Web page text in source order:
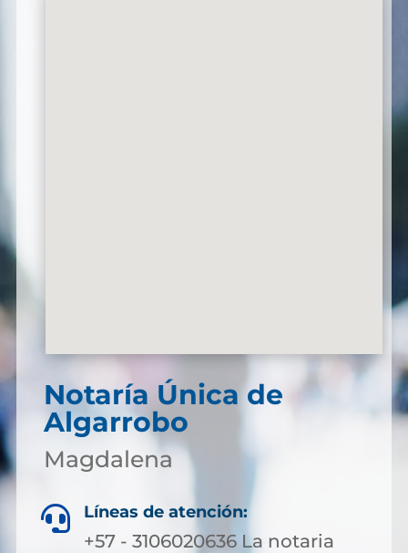
Notaría Única de
Algarrobo
Magdalena
 Líneas de atención:
+57 - 3106020636 La notaria